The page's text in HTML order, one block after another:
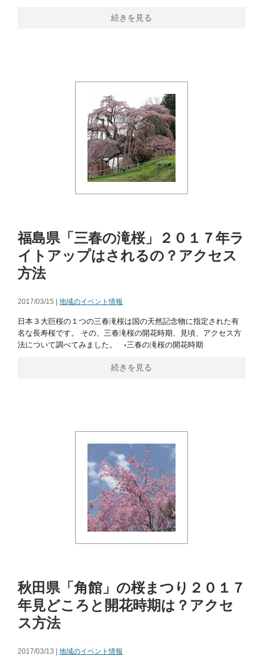
続きを見る
福島県「三春の滝桜」２０１７年ラ
イトアップはされるの？アクセス
方法
2017/03/15 | 地域のイベント情報
日本３大巨桜の１つの三春滝桜は国の天然記念物に指定された有
名な長寿桜です。 その、三春滝桜の開花時期、見頃、アクセス方
法について調べてみました。 ◦三春の滝桜の開花時期
続きを見る
秋田県「角館」の桜まつり２０１７
年見どころと開花時期は？アクセ
ス方法
2017/03/13 | 地域のイベント情報